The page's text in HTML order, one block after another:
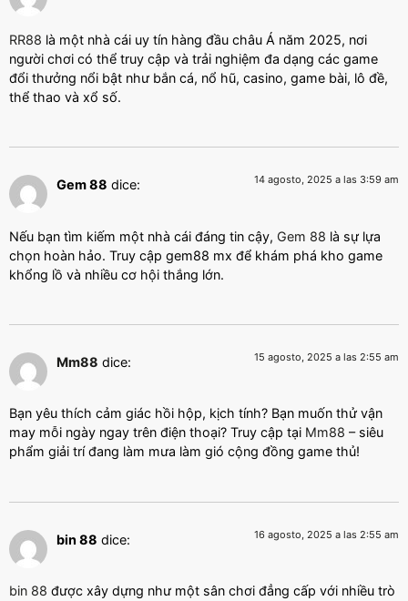
RR88 là một nhà cái uy tín hàng đầu châu Á năm 2025, nơi
người chơi có thể truy cập và trải nghiệm đa dạng các game
đổi thưởng nổi bật như bắn cá, nổ hũ, casino, game bài, lô đề,
thể thao và xổ số.
Gem 88 dice: 14 agosto, 2025 a las 3:59 am
Nếu bạn tìm kiếm một nhà cái đáng tin cậy, Gem 88 là sự lựa
chọn hoàn hảo. Truy cập gem88 mx để khám phá kho game
khổng lồ và nhiều cơ hội thắng lớn.
Mm88 dice: 15 agosto, 2025 a las 2:55 am
Bạn yêu thích cảm giác hồi hộp, kịch tính? Bạn muốn thử vận
may mỗi ngày ngay trên điện thoại? Truy cập tại Mm88 – siêu
phẩm giải trí đang làm mưa làm gió cộng đồng game thủ!
bin 88 dice: 16 agosto, 2025 a las 2:55 am
bin 88 được xây dựng như một sân chơi đẳng cấp với nhiều trò